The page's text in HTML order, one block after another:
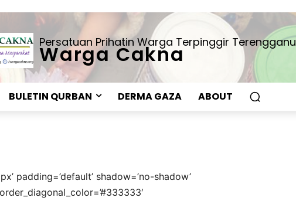
Persatuan Prihatin Warga Terpinggir Terengganu
Warga Cakna
BULETIN QURBAN DERMA GAZA ABOUT
padding=’default’ shadow=’no-shadow’